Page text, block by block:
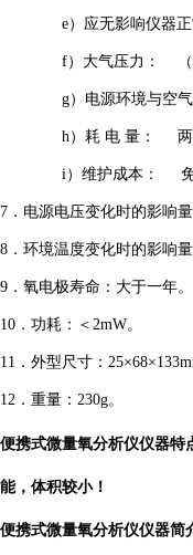
e） 应无影响仪器
f） 大气压力： （
g） 电源环境与空
h） 耗 电 量：
i）维护成本： 免
7 ．电源电压变化时的影响
8 ．环境温度变化时的影响
9 ．氧电极寿命：大于一年。
10 ．功耗： ＜ 2mW。
11 ．外型尺寸： 25×68×133
12 ．重量： 230g。
便携式微量氧分析仪仪器特
能，体积较小！
便携式微量氧分析仪仪器简